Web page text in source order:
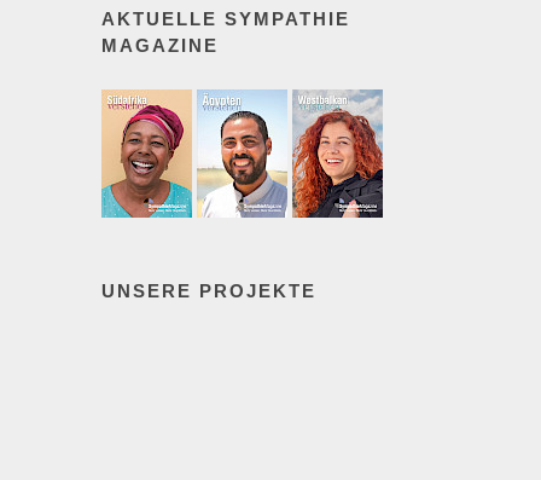
AKTUELLE SYMPATHIE
MAGAZINE
UNSERE PROJEKTE